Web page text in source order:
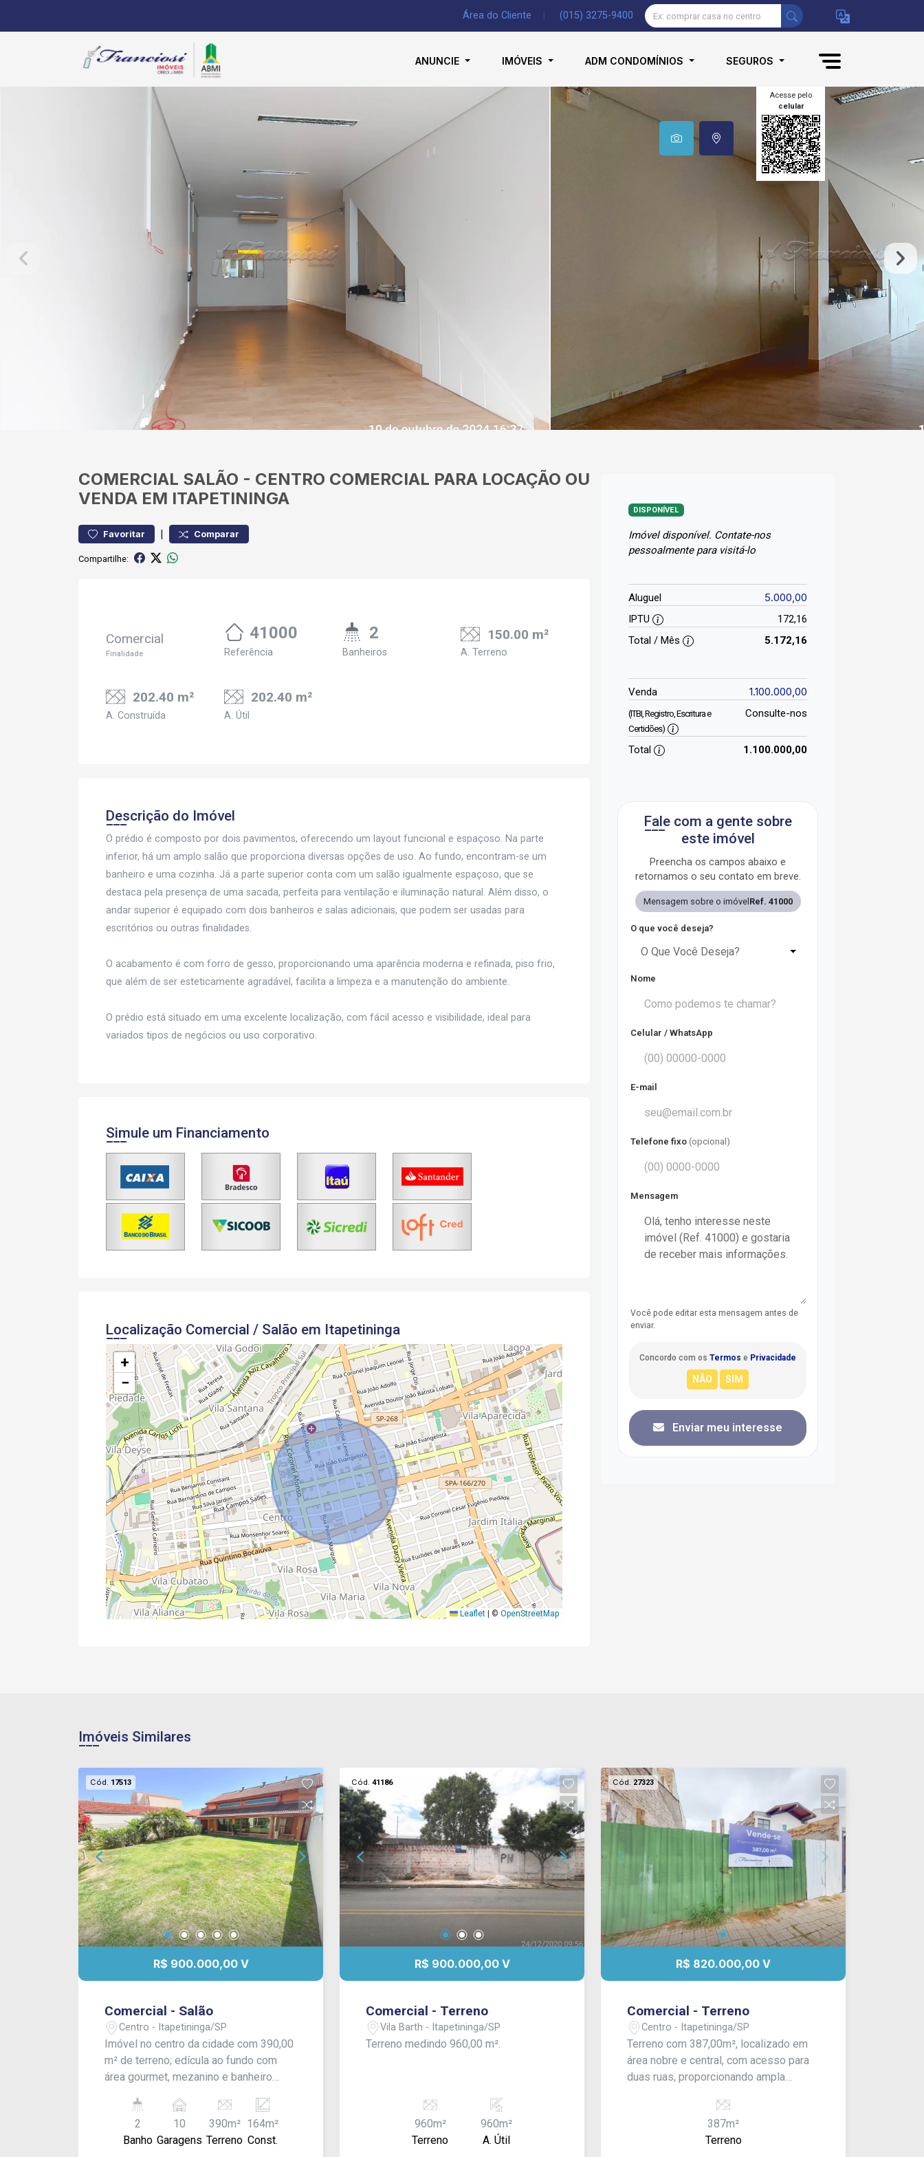
Área do Cliente (015) 3275-9400
ANUNCIE IMÓVEIS ADM CONDOMÍNIOS SEGUROS
Acesse pelo
celular
COMERCIAL SALÃO - CENTRO COMERCIAL PARA LOCAÇÃO OU
VENDA EM ITAPETININGA
Favoritar | Comparar
Compartilhe:
Comercial
Finalidade
41000
Referência
2
Banheiros
150.00 m²
A. Terreno
202.40 m²
A. Construída
202.40 m²
A. Útil
Descrição do Imóvel
O prédio é composto por dois pavimentos, oferecendo um layout funcional e espaçoso. Na parte
inferior, há um amplo salão que proporciona diversas opções de uso. Ao fundo, encontram-se um
banheiro e uma cozinha. Já a parte superior conta com um salão igualmente espaçoso, que se
destaca pela presença de uma sacada, perfeita para ventilação e iluminação natural. Além disso, o
andar superior é equipado com dois banheiros e salas adicionais, que podem ser usadas para
escritórios ou outras finalidades.
O acabamento é com forro de gesso, proporcionando uma aparência moderna e refinada, piso frio,
que além de ser esteticamente agradável, facilita a limpeza e a manutenção do ambiente.
O prédio está situado em uma excelente localização, com fácil acesso e visibilidade, ideal para
variados tipos de negócios ou uso corporativo.
Simule um Financiamento
Localização Comercial / Salão em Itapetininga
+
−
Leaflet | © OpenStreetMap
DISPONÍVEL
Imóvel disponível. Contate-nos
pessoalmente para visitá-lo
Aluguel 5.000,00
IPTU
172,16
Total / Mês
5.172,16
Venda 1.100.000,00
(ITBI, Registro, Escritura e
Certidões)
Consulte-nos
Total 1.100.000,00
Fale com a gente sobre
este imóvel
Preencha os campos abaixo e
retornamos o seu contato em breve.
Mensagem sobre o imóvel Ref. 41000
O que você deseja?
O Que Você Deseja?
Nome
Celular / WhatsApp
E-mail
Telefone fixo (opcional)
Mensagem
Você pode editar esta mensagem antes de
enviar.
Concordo com os Termos e Privacidade
Enviar meu interesse
Imóveis Similares
Cód. 17513
R$ 900.000,00 V
Comercial - Salão
Centro - Itapetininga/SP
Imóvel no centro da cidade com 390,00
m² de terreno; edícula ao fundo com
área gourmet, mezanino e banheiro
ainda 02 pontos comerciais
(independentes) com banheiros. Além
de garagem e vagas para muitos
2
Banho
10
Garagens
390m²
Terreno
164m²
Const.
Cód. 41186
R$ 900.000,00 V
Comercial - Terreno
Vila Barth - Itapetininga/SP
Terreno medindo 960,00 m².
960m²
Terreno
960m²
A. Útil
Cód.27323
R$ 820.000,00 V
Comercial - Terreno
Centro - Itapetininga/SP
Terreno com 387,00m², localizado em
área nobre e central, com acesso para
duas ruas, proporcionando ampla
Sua posição estratégica no coração da
cidade o torna ideal para
empreendimentos comerciais,
387m²
Terreno